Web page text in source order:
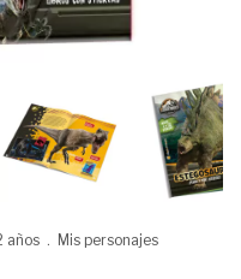
años . Mis personajes